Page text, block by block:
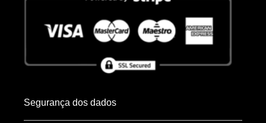
Segurança dos dados